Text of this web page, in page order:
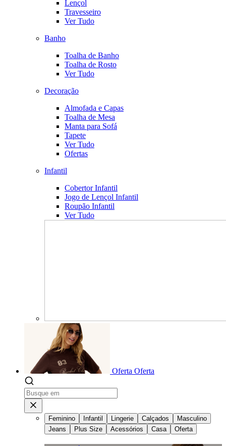
Lençol
Travesseiro
Ver Tudo
Banho
Toalha de Banho
Toalha de Rosto
Ver Tudo
Decoração
Almofada e Capas
Toalha de Mesa
Manta para Sofá
Tapete
Ver Tudo
Ofertas
Infantil
Cobertor Infantil
Jogo de Lençol Infantil
Roupão Infantil
Ver Tudo
Oferta Oferta
Feminino Infantil Lingerie Calçados
Masculino
Jeans
Plus Size Acessórios Casa Oferta